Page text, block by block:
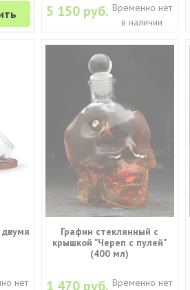
5 150 руб. Временно нет
в наличии
нет
Графин стеклянный с
крышкой "Череп с пулей"
(400 мл)
1 470 руб. Временно нет